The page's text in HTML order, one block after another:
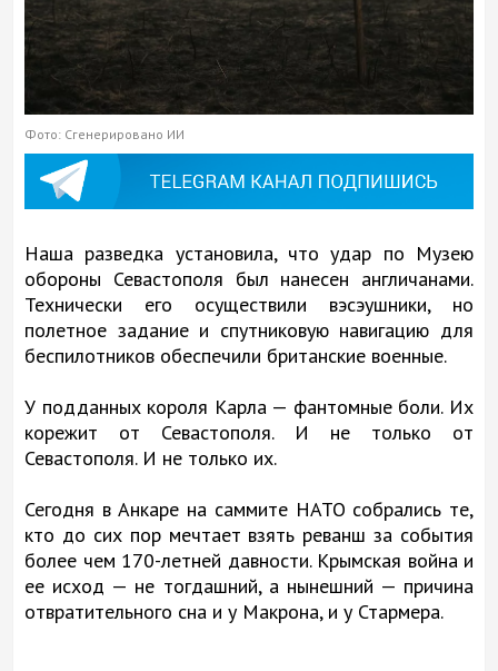
Фото: Сгенерировано ИИ
Наша разведка установила, что удар по Музею
обороны Севастополя был нанесен англичанами.
Технически его осуществили вэсэушники, но
полетное задание и спутниковую навигацию для
беспилотников обеспечили британские военные.
У подданных короля Карла — фантомные боли. Их
корежит от Севастополя. И не только от
Севастополя. И не только их.
Сегодня в Анкаре на саммите НАТО собрались те,
кто до сих пор мечтает взять реванш за события
более чем 170-летней давности. Крымская война и
ее исход — не тогдашний, а нынешний — причина
отвратительного сна и у Макрона, и у Стармера.